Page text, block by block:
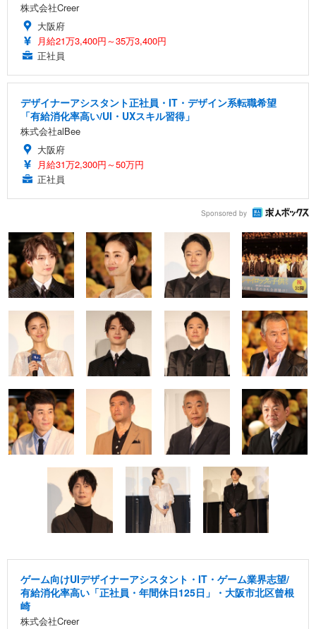
株式会社Creer
大阪府
月給21万3,400円～35万3,400円
正社員
デザイナーアシスタント正社員・IT・デザイン系転職希望
「有給消化率高い/UI・UXスキル習得」
株式会社alBee
大阪府
月給31万2,300円～50万円
正社員
Sponsored by
ゲーム向けUIデザイナーアシスタント・IT・ゲーム業界志望/
有給消化率高い「正社員・年間休日125日」・大阪市北区曾根
崎
株式会社Creer